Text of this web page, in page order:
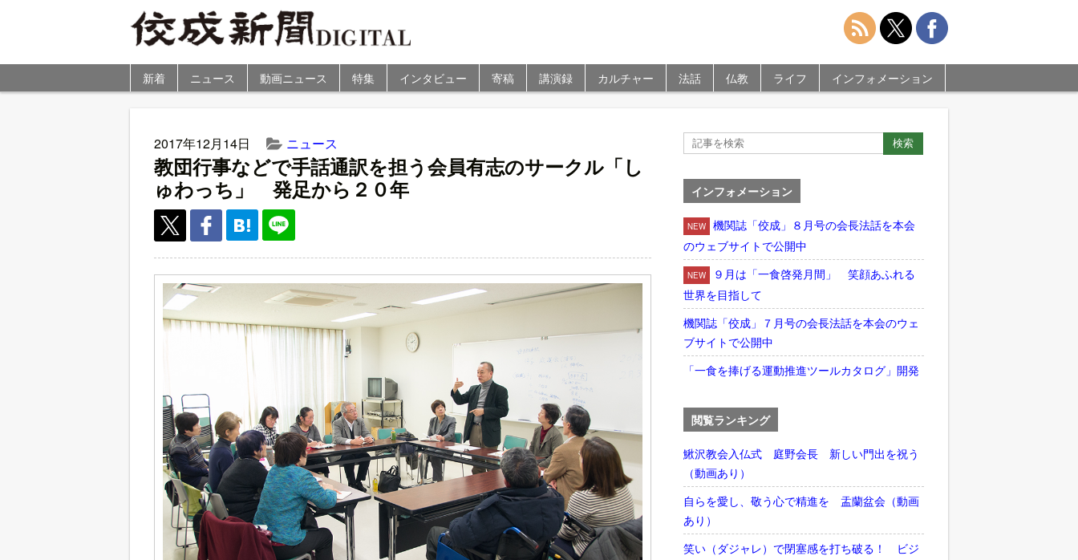
新着 ニュース 動画ニュース 特集 インタビュー 寄稿 講演録 カルチャー 法話 仏教 ライフ インフォメーション
2017年12月14日 ニュース
教団行事などで手話通訳を担う会員有志のサークル「し
ゅわっち」 発足から２０年
インフォメーション
NEW
機関誌「佼成」８月号の会長法話を本会
のウェブサイトで公開中
NEW
９月は「一食啓発月間」 笑顔あふれる
世界を目指して
機関誌「佼成」７月号の会長法話を本会のウェ
ブサイトで公開中
「一食を捧げる運動推進ツールカタログ」開発
閲覧ランキング
鰍沢教会入仏式 庭野会長 新しい門出を祝う
（動画あり）
自らを愛し、敬う心で精進を 盂蘭盆会（動画
あり）
笑い（ダジャレ）で閉塞感を打ち破る！ ビジ